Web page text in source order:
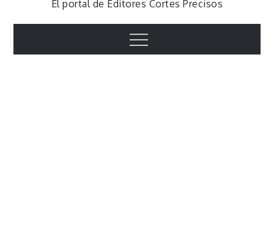
El portal de Editores Cortes Precisos
Menu